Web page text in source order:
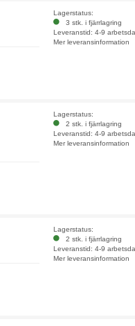
Lagerstatus:
3 stk. i fjärrlagring
Leveranstid: 4-9
Mer leveransinformation
Lagerstatus:
2 stk. i fjärrlagring
Leveranstid: 4-9
Mer leveransinformation
Lagerstatus:
2 stk. i fjärrlagring
Leveranstid: 4-9
Mer leveransinformation